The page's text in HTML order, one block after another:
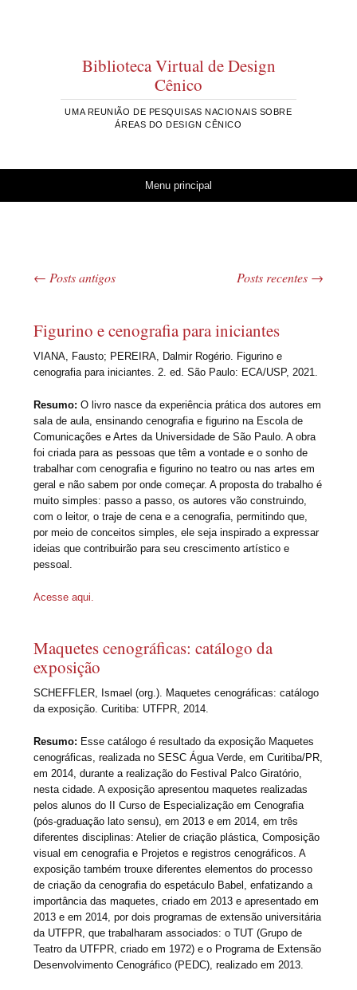
Biblioteca Virtual de Design
Cênico
UMA REUNIÃO DE PESQUISAS NACIONAIS SOBRE
ÁREAS DO DESIGN CÊNICO
Menu principal
Navegação de posts
← Posts antigos Posts recentes →
Figurino e cenografia para iniciantes
VIANA, Fausto; PEREIRA, Dalmir Rogério. Figurino e
cenografia para iniciantes. 2. ed. São Paulo: ECA/USP, 2021.
Resumo: O livro nasce da experiência prática dos autores em
sala de aula, ensinando cenografia e figurino na Escola de
Comunicações e Artes da Universidade de São Paulo. A obra
foi criada para as pessoas que têm a vontade e o sonho de
trabalhar com cenografia e figurino no teatro ou nas artes em
geral e não sabem por onde começar. A proposta do trabalho é
muito simples: passo a passo, os autores vão construindo,
com o leitor, o traje de cena e a cenografia, permitindo que,
por meio de conceitos simples, ele seja inspirado a expressar
ideias que contribuirão para seu crescimento artístico e
pessoal.
Acesse aqui.
Maquetes cenográficas: catálogo da
exposição
SCHEFFLER, Ismael (org.). Maquetes cenográficas: catálogo
da exposição. Curitiba: UTFPR, 2014.
Resumo: Esse catálogo é resultado da exposição Maquetes
cenográficas, realizada no SESC Água Verde, em Curitiba/PR,
em 2014, durante a realização do Festival Palco Giratório,
nesta cidade. A exposição apresentou maquetes realizadas
pelos alunos do II Curso de Especialização em Cenografia
(pós-graduação lato sensu), em 2013 e em 2014, em três
diferentes disciplinas: Atelier de criação plástica, Composição
visual em cenografia e Projetos e registros cenográficos. A
exposição também trouxe diferentes elementos do processo
de criação da cenografia do espetáculo Babel, enfatizando a
importância das maquetes, criado em 2013 e apresentado em
2013 e em 2014, por dois programas de extensão universitária
da UTFPR, que trabalharam associados: o TUT (Grupo de
Teatro da UTFPR, criado em 1972) e o Programa de Extensão
Desenvolvimento Cenográfico (PEDC), realizado em 2013.